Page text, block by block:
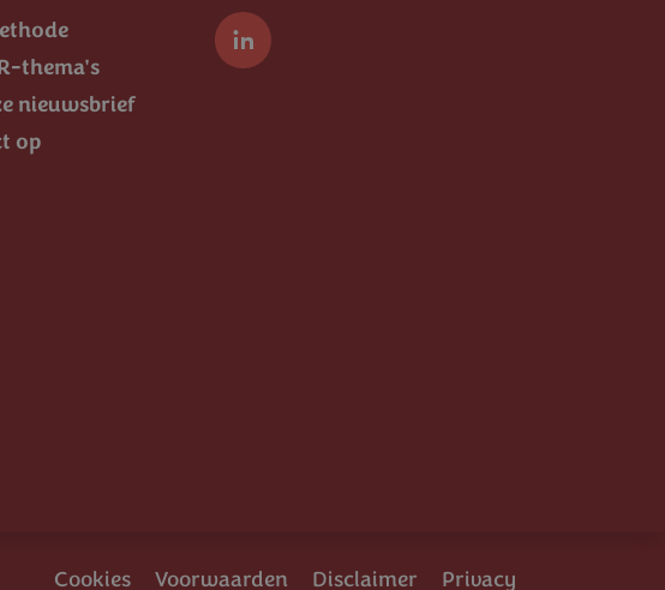
thema's
nieuwsbrief
op
Cookies Voorwaarden Disclaimer Privacy